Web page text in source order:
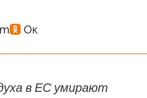
в ЕС умирают